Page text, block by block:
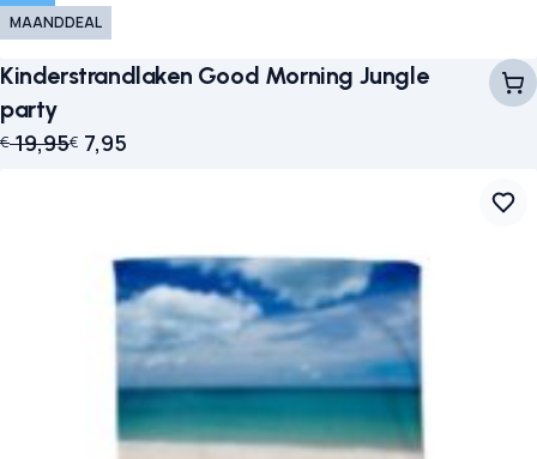
MAANDDEAL
Kinderstrandlaken Good Morning Jungle
party
€19,95
Oorspronkelijke prijs was: € 19,95.
€ 7,95
Huidige prijs is: € 7,95.